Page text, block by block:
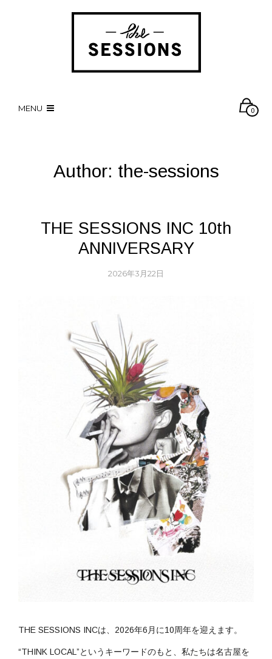
MENU 0
Author: the-sessions
THE SESSIONS INC 10th
ANNIVERSARY
2026年3月22日
THE SESSIONS INCは、2026年6月に10周年を迎えます。
“THINK LOCAL”というキーワードのもと、私たちは名古屋を